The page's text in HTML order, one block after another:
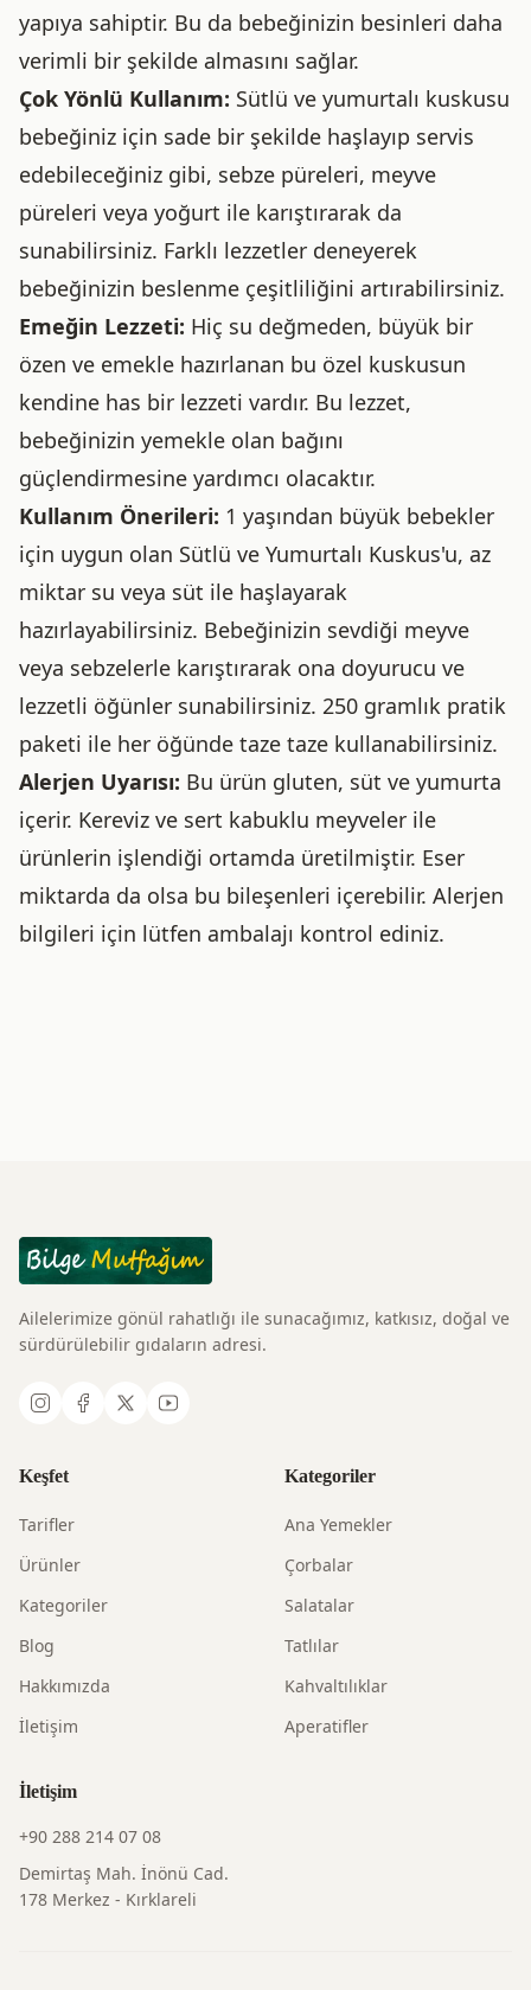
yapıya sahiptir. Bu da bebeğinizin besinleri daha
verimli bir şekilde almasını sağlar.
Çok Yönlü Kullanım: Sütlü ve yumurtalı kuskusu
bebeğiniz için sade bir şekilde haşlayıp servis
edebileceğiniz gibi, sebze püreleri, meyve
püreleri veya yoğurt ile karıştırarak da
sunabilirsiniz. Farklı lezzetler deneyerek
bebeğinizin beslenme çeşitliliğini artırabilirsiniz.
Emeğin Lezzeti: Hiç su değmeden, büyük bir
özen ve emekle hazırlanan bu özel kuskusun
kendine has bir lezzeti vardır. Bu lezzet,
bebeğinizin yemekle olan bağını
güçlendirmesine yardımcı olacaktır.
Kullanım Önerileri: 1 yaşından büyük bebekler
için uygun olan Sütlü ve Yumurtalı Kuskus'u, az
miktar su veya süt ile haşlayarak
hazırlayabilirsiniz. Bebeğinizin sevdiği meyve
veya sebzelerle karıştırarak ona doyurucu ve
lezzetli öğünler sunabilirsiniz. 250 gramlık pratik
paketi ile her öğünde taze taze kullanabilirsiniz.
Alerjen Uyarısı: Bu ürün gluten, süt ve yumurta
içerir. Kereviz ve sert kabuklu meyveler ile
ürünlerin işlendiği ortamda üretilmiştir. Eser
miktarda da olsa bu bileşenleri içerebilir. Alerjen
bilgileri için lütfen ambalajı kontrol ediniz.
Ailelerimize gönül rahatlığı ile sunacağımız, katkısız, doğal ve
sürdürülebilir gıdaların adresi.
Keşfet
Tarifler
Ürünler
Kategoriler
Blog
Hakkımızda
İletişim
Kategoriler
Ana Yemekler
Çorbalar
Salatalar
Tatlılar
Kahvaltılıklar
Aperatifler
İletişim
+90 288 214 07 08
Demirtaş Mah. İnönü Cad.
178 Merkez - Kırklareli